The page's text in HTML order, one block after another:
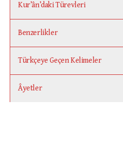
Kur’ân’daki Türevleri
Benzerlikler
Türkçeye Geçen Kelimeler
Âyetler